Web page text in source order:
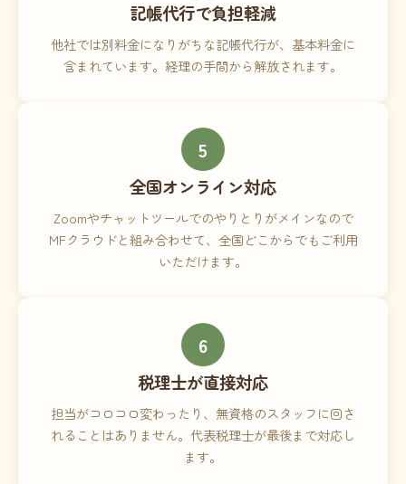
記帳代行で負担軽減
他社では別料金になりがちな記帳代行が、基本料金に
含まれています。経理の手間から解放されます。
5
全国オンライン対応
Zoomやチャットツールでのやりとりがメインなので
MFクラウドと組み合わせて、全国どこからでもご利用
いただけます。
6
税理士が直接対応
担当がコロコロ変わったり、無資格のスタッフに回さ
れることはありません。代表税理士が最後まで対応し
ます。